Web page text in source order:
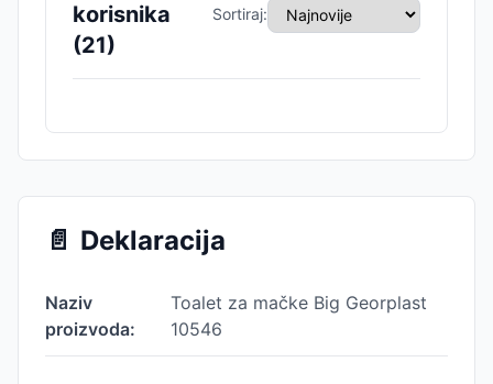
korisnika
(21)
Sortiraj:
📄 Deklaracija
Naziv
proizvoda:
Toalet za mačke Big Georplast
10546